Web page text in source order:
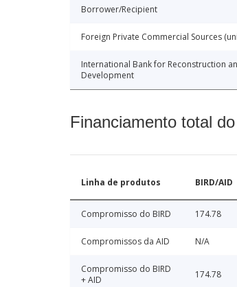
Borrower/Recipient
Foreign Private Commercial Sources
International Bank for Reconstruction
Development
Financiamento total
Linha de produtos BIRD/AID
Compromisso do BIRD 174.78
Compromissos da AID N/A
Compromisso do BIRD
+ AID
174.78